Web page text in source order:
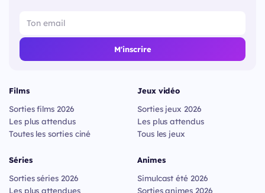
M'inscrire
Films
Sorties films 2026
Les plus attendus
Toutes les sorties ciné
Séries
Sorties séries 2026
Les plus attendues
Jeux vidéo
Sorties jeux 2026
Les plus attendus
Tous les jeux
Animes
Simulcast été 2026
Sorties animes 2026